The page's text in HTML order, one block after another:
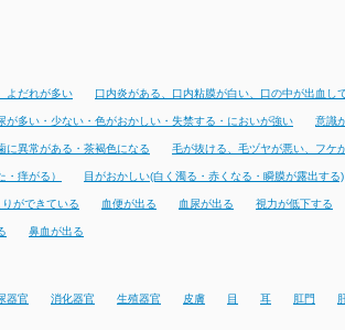
よだれが多い 口内炎がある、口内粘膜が白い、口の中が出血し
が多い・少ない・色がおかしい・失禁する・においが強い 意識
に異常がある・茶褐色になる 毛が抜ける、毛ヅヤが悪い、フケ
痒がる） 目がおかしい(白く濁る・赤くなる・瞬膜が露出する)
ができている 血便が出る 血尿が出る 視力が低下する
鼻血が出る
器官 消化器官 生殖器官 皮膚 目 耳 肛門